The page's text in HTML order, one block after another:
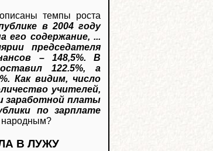
темпы роста
в 2004 году
его содержание, ...
председателя
– 148,5%. В
122.5%, а
Как видим, число
учителей,
заработной платы
по зарплате
народным?
В ЛУЖУ